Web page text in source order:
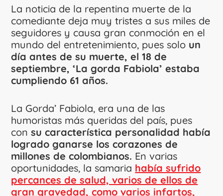
La noticia de la repentina muerte de la
comediante deja muy tristes a sus miles de
seguidores y causa gran conmoción en el
mundo del entretenimiento, pues solo un
día antes de su muerte, el 18 de
septiembre, ‘La gorda Fabiola’ estaba
cumpliendo 61 años.
La Gorda’ Fabiola, era una de las
humoristas más queridas del país, pues
consu característica personalidad había
logrado ganarse los corazones de
millones de colombianos. En varias
oportunidades, la samaria había sufrido
percances de salud, varios de ellos de
gran gravedad, como varios infartos,